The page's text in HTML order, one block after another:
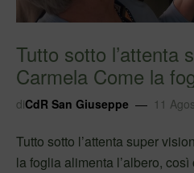
Tutto sotto l’attenta
Carmela Come la
l’albero,…
diCdR San Giuseppe 11
Tutto sotto l’attenta super
la foglia alimenta l’albero,